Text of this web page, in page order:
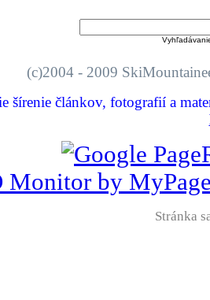
(c)2004 - 2009
šírenie článkov, fotografií a
Stránka